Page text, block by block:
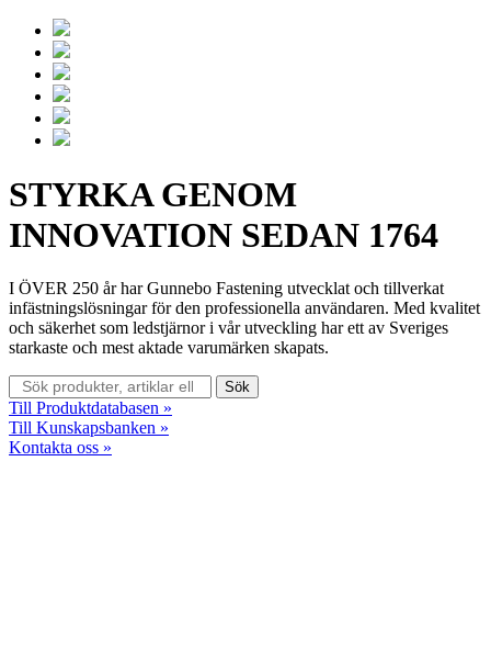
STYRKA GENOM
INNOVATION SEDAN 1764
I ÖVER 250 år har Gunnebo Fastening utvecklat och tillverkat
infästningslösningar för den professionella användaren. Med kvalitet
och säkerhet som ledstjärnor i vår utveckling har ett av Sveriges
starkaste och mest aktade varumärken skapats.
Sök
efter:
Sök
Till Produktdatabasen »
Till Kunskapsbanken »
Kontakta oss »